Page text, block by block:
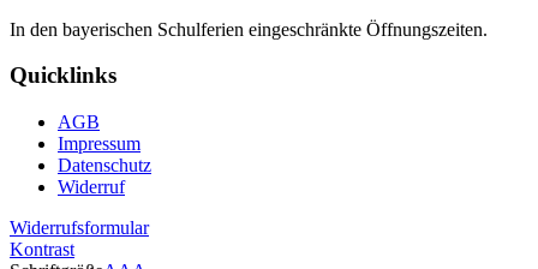
In den bayerischen Schulferien eingeschränkte Öffnungszeiten.
Quicklinks
AGB
Impressum
Datenschutz
Widerruf
Widerrufsformular
Kontrast